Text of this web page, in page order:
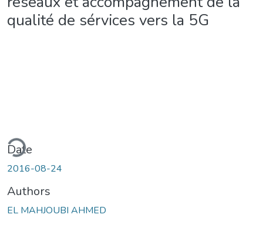
qualité de sérvices vers la 5G
Date
2016-08-24
Authors
EL MAHJOUBI AHMED